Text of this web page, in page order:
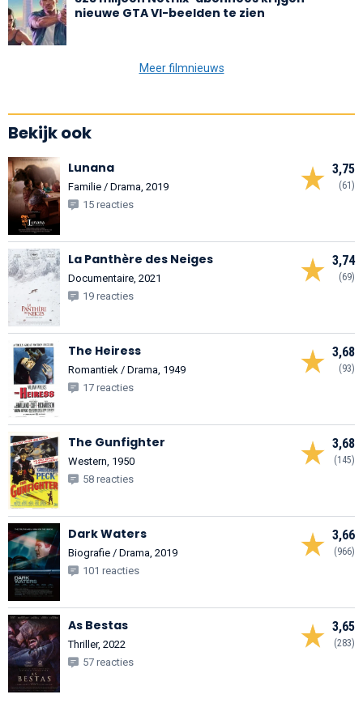
nieuwe GTA VI-beelden te zien
Meer filmnieuws
Bekijk ook
3,75
(61)
Lunana
Familie / Drama, 2019
15 reacties
3,74
(69)
La Panthère des Neiges
Documentaire, 2021
19 reacties
3,68
(93)
The Heiress
Romantiek / Drama, 1949
17 reacties
3,68
(145)
The Gunfighter
Western, 1950
58 reacties
3,66
(966)
Dark Waters
Biografie / Drama, 2019
101 reacties
3,65
(283)
As Bestas
Thriller, 2022
57 reacties